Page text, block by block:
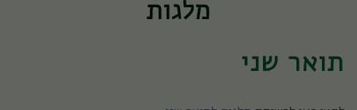
מלגות
תואר שני